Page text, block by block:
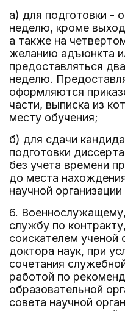
а) для подготовки -
неделю, кроме
а также на
желанию адъюнкта
предоставляться
неделю.
оформляются
части, выписка из
месту обучения;
б) для сдачи
подготовки
без учета времени
до места
научной
6.
службу по
соискателем ученой
доктора наук, при
сочетания
работой по
образовательной
совета научной